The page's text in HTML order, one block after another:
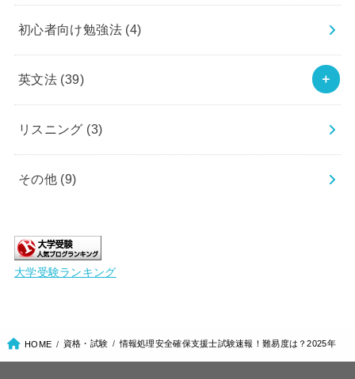
初心者向け勉強法 (4)
英文法 (39)
リスニング (3)
その他 (9)
大学受験ランキング
HOME 資格・試験 情報処理安全確保支援士試験速報！難易度は？2025年